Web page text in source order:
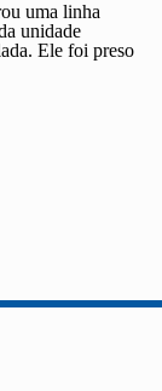
uma linha
unidade
Ele foi preso